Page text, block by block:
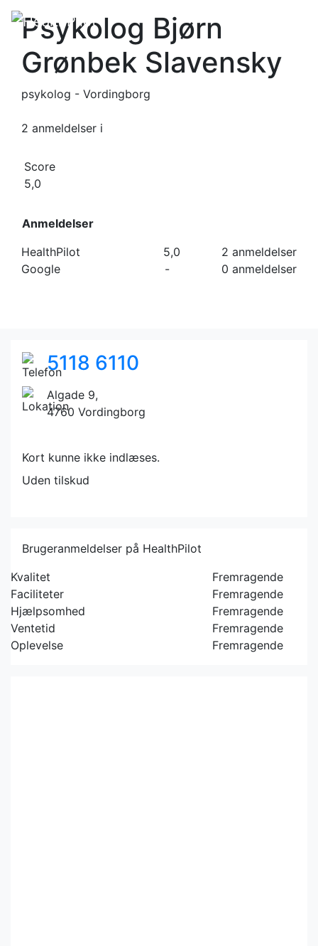
Psykolog Bjørn
Grønbek Slavensky
psykolog - Vordingborg
2 anmeldelser i
Score
5,0
Anmeldelser
HealthPilot
5,0
2 anmeldelser
Google
- 0 anmeldelser
5118 6110
Algade 9,
4760 Vordingborg
Kort kunne ikke indlæses.
Uden tilskud
Brugeranmeldelser på HealthPilot
Kvalitet
Fremragende
Faciliteter
Fremragende
Hjælpsomhed
Fremragende
Ventetid
Fremragende
Oplevelse
Fremragende